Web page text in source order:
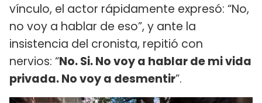
vínculo, el actor rápidamente expresó: “No,
no voy a hablar de eso”, y ante la
insistencia del cronista, repitió con
nervios: “No. Si. No voy a hablar de mi vida
privada. No voy a desmentir”.